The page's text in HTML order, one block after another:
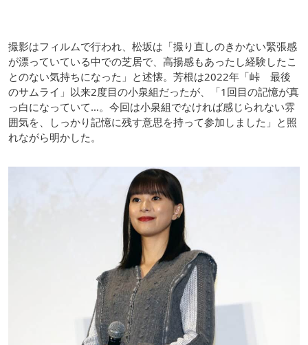
撮影はフィルムで行われ、松坂は「撮り直しのきかない緊張感
が漂っていている中での芝居で、高揚感もあったし経験したこ
とのない気持ちになった」と述懐。芳根は2022年「峠 最後
のサムライ」以来2度目の小泉組だったが、「1回目の記憶が真
っ白になっていて…。今回は小泉組でなければ感じられない雰
囲気を、しっかり記憶に残す意思を持って参加しました」と照
れながら明かした。